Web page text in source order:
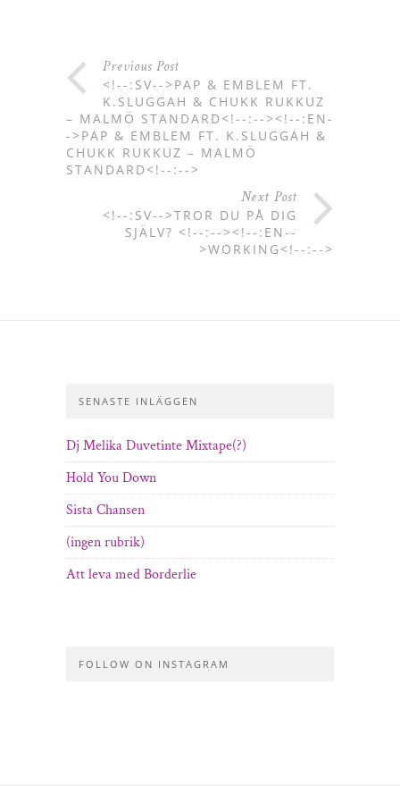
Previous Post
<!--:SV-->PAP & EMBLEM FT.
K.SLUGGAH & CHUKK RUKKUZ
– MALMÖ STANDARD<!--:--><!--:EN-
->PAP & EMBLEM FT. K.SLUGGAH &
CHUKK RUKKUZ – MALMÖ
STANDARD<!--:-->
Next Post
<!--:SV-->TROR DU PÅ DIG
SJÄLV? <!--:--><!--:EN--
>WORKING<!--:-->
SENASTE INLÄGGEN
Dj Melika Duvetinte Mixtape(?)
Hold You Down
Sista Chansen
(ingen rubrik)
Att leva med Borderlie
FOLLOW ON INSTAGRAM